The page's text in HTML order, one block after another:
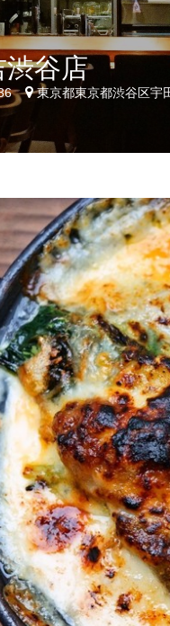
渋谷店
東京都東京都渋谷区宇